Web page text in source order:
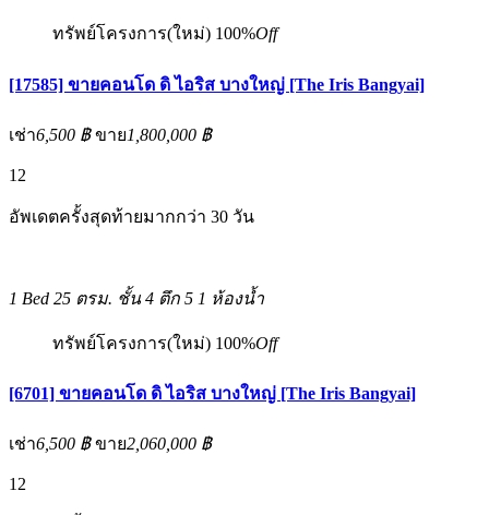
ทรัพย์โครงการ(ใหม่) 100%Off
[17585] ขายคอนโด ดิ ไอริส บางใหญ่ [The Iris Bangyai]
เช่า6,500 ฿ ขาย1,800,000 ฿
12
อัพเดตครั้งสุดท้ายมากกว่า 30 วัน
1 Bed 25 ตรม. ชั้น 4 ตึก 5 1 ห้องน้ำ
ทรัพย์โครงการ(ใหม่) 100%Off
[6701] ขายคอนโด ดิ ไอริส บางใหญ่ [The Iris Bangyai]
เช่า6,500 ฿ ขาย2,060,000 ฿
12